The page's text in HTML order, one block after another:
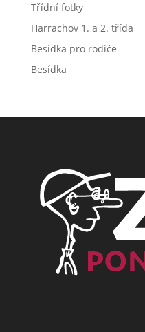
Třídní fotky
Harrachov 1. a 2. třída
Besídka pro rodiče
Besídka